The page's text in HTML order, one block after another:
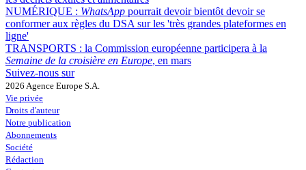
NUMÉRIQUE : WhatsApp pourrait devoir bientôt devoir se
conformer aux règles du DSA sur les 'très grandes plateformes en
ligne'
TRANSPORTS : la Commission européenne participera à la
Semaine de la croisière en Europe, en mars
Suivez-nous sur
2026 Agence Europe S.A.
Vie privée
Droits d'auteur
Notre publication
Abonnements
Société
Rédaction